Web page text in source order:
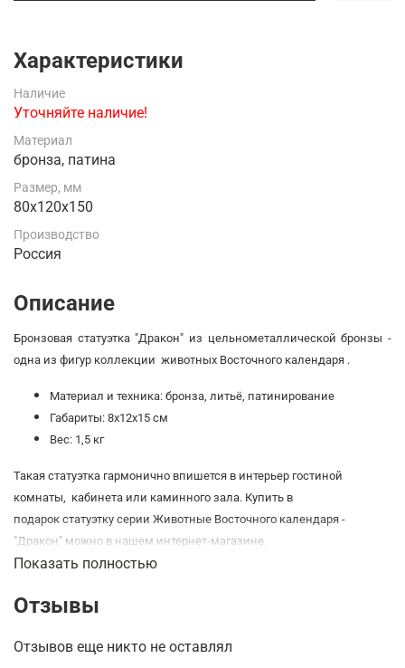
Характеристики
Наличие
Уточняйте наличие!
Материал
бронза, патина
Размер, мм
80х120х150
Производство
Россия
Описание
Бронзовая статуэтка "Дракон" из цельнометаллической бронзы -
одна из фигур коллекции животных Восточного календаря .
Материал и техника: бронза, литьё, патинирование
Габариты: 8х12х15 см
Вес: 1,5 кг
Такая статуэтка гармонично впишется в интерьер гостиной
комнаты, кабинета или каминного зала. Купить в
подарок статуэтку серии Животные Восточного календаря -
"Дракон" можно в нашем интернет-магазине.
знаковым подарком
Этот запоминающийся подарок является эксклюзивным
Показать полностью
Отзывы
Отзывов еще никто не оставлял